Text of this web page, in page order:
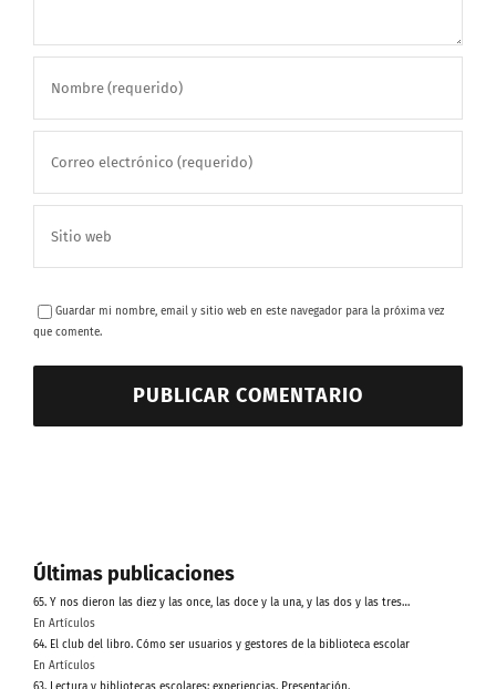
Guardar mi nombre, email y sitio web en este navegador para la próxima vez
que comente.
Últimas publicaciones
65. Y nos dieron las diez y las once, las doce y la una, y las dos y las tres…
En Artículos
64. El club del libro. Cómo ser usuarios y gestores de la biblioteca escolar
En Artículos